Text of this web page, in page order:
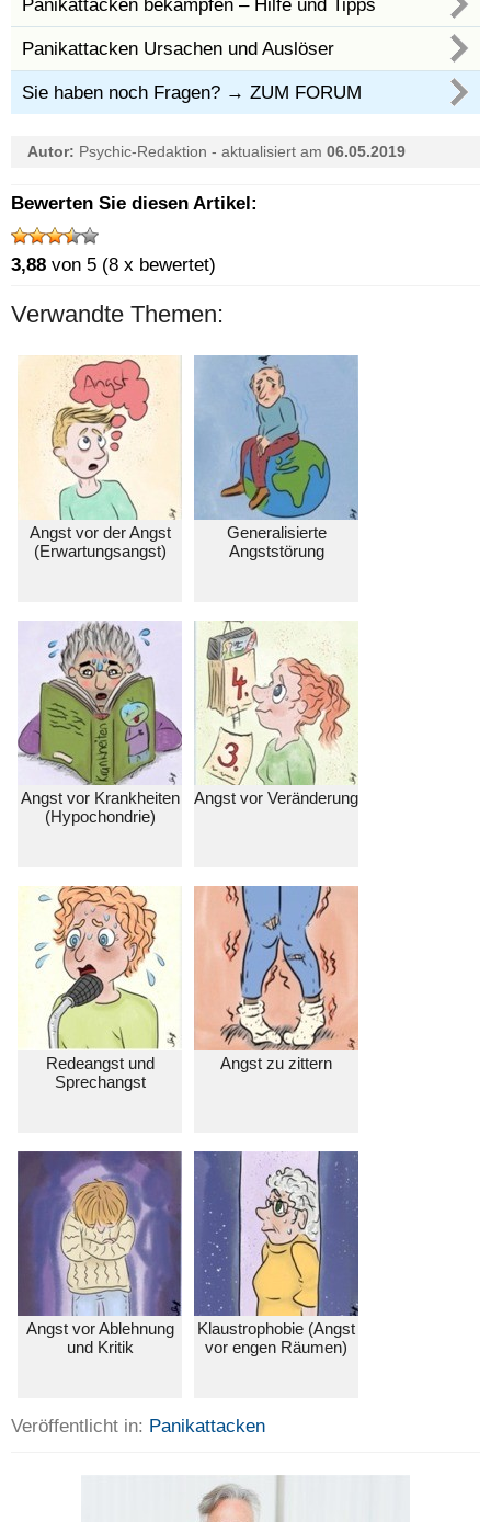
Panikattacken bekämpfen – Hilfe und Tipps
Panikattacken Ursachen und Auslöser
Sie haben noch Fragen? → ZUM FORUM
Autor: Psychic-Redaktion - aktualisiert am 06.05.2019
Bewerten Sie diesen Artikel:
3,88 von 5 (8 x bewertet)
Verwandte Themen:
Angst vor der Angst
(Erwartungsangst)
Generalisierte
Angststörung
Angst vor Krankheiten
(Hypochondrie)
Angst vor Veränderung
Redeangst und
Sprechangst
Angst zu zittern
Angst vor Ablehnung
und Kritik
Klaustrophobie (Angst
vor engen Räumen)
Veröffentlicht in: Panikattacken